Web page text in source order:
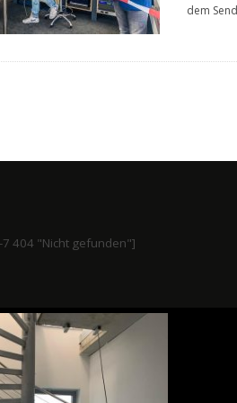
dem
404 "Nicht gefunden"]